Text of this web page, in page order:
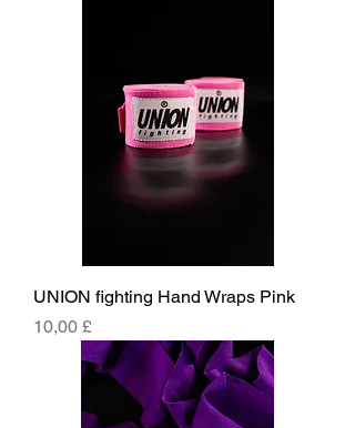
UNION fighting Hand Wraps Pink
Price
10,00 £